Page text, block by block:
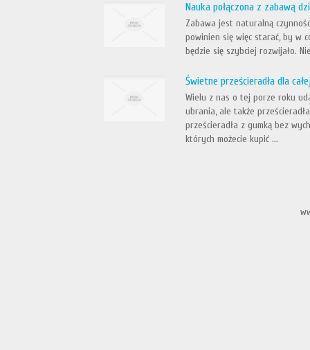
Nauka połączona z zabawą
Zabawa jest naturalną
powinien się więc starać, by w
będzie się szybciej rozwijało.
Świetne prześcieradła dla
Wielu z nas o tej porze roku
ubrania, ale także
prześcieradła z gumką bez
których możecie kupić ...